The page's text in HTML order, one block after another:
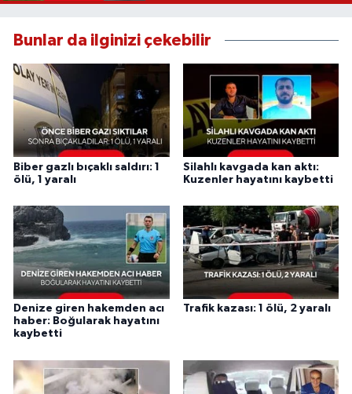
Bunlar da ilginizi çekebilir
Biber gazlı bıçaklı saldırı: 1
ölü, 1 yaralı
Silahlı kavgada kan aktı:
Kuzenler hayatını kaybetti
Denize giren hakemden acı
haber: Boğularak hayatını
kaybetti
Trafik kazası: 1 ölü, 2 yaralı